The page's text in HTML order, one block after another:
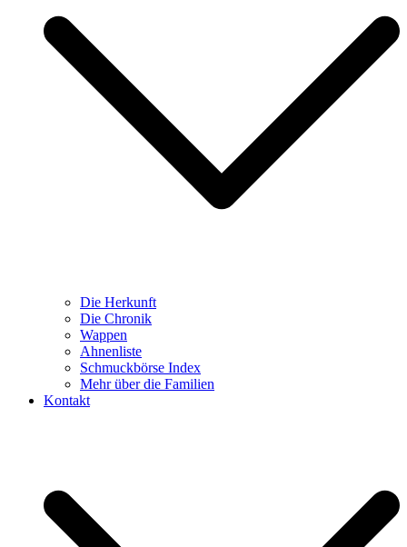
Die Herkunft
Die Chronik
Wappen
Ahnenliste
Schmuckbörse Index
Mehr über die Familien
Kontakt